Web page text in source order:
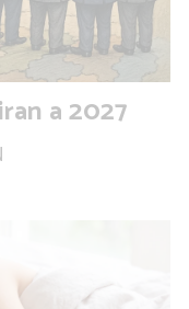
a 2027